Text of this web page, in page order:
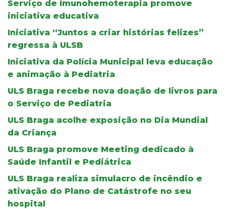
Serviço de Imunohemoterapia promove
iniciativa educativa
Iniciativa “Juntos a criar histórias felizes”
regressa à ULSB
Iniciativa da Polícia Municipal leva educação
e animação à Pediatria
ULS Braga recebe nova doação de livros para
o Serviço de Pediatria
ULS Braga acolhe exposição no Dia Mundial
da Criança
ULS Braga promove Meeting dedicado à
Saúde Infantil e Pediátrica
ULS Braga realiza simulacro de incêndio e
ativação do Plano de Catástrofe no seu
hospital